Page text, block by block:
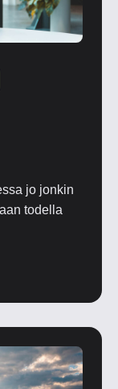
jo jonkin
todella